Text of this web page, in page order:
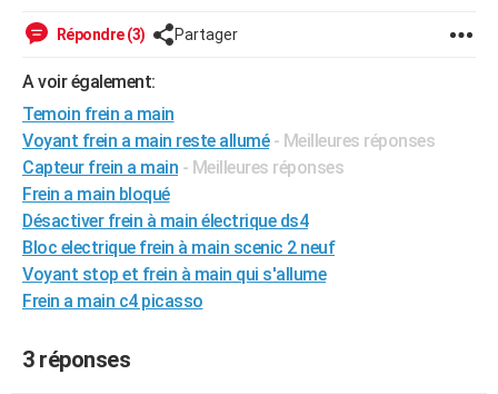
Alimentation
Guide de la santé
Maladies
Médicaments
Sommeil
VOYAGE
Destinations
City break
Voyage nature
Voyage de noces
Forum
Climat
PHOTO
GUIDES D'ACHAT
BONS PLANS
CARTE DE VOEUX
Carte de Noël
Carte Bonne année
Carte Saint-Valentin
Carte Pâques
Carte d'anniversaire
DICTIONNAIRE
Dictionnaire
Biographies
Citations
Expressions
Proverbes
PROGRAMME TV
Répondre (3) Partager
A voir également:
Temoin frein a main
Voyant frein a main reste allumé - Meilleures réponses
Capteur frein a main - Meilleures réponses
Frein a main bloqué
Désactiver frein à main électrique ds4
Bloc electrique frein à main scenic 2 neuf
Voyant stop et frein à main qui s'allume
Frein a main c4 picasso
3 réponses